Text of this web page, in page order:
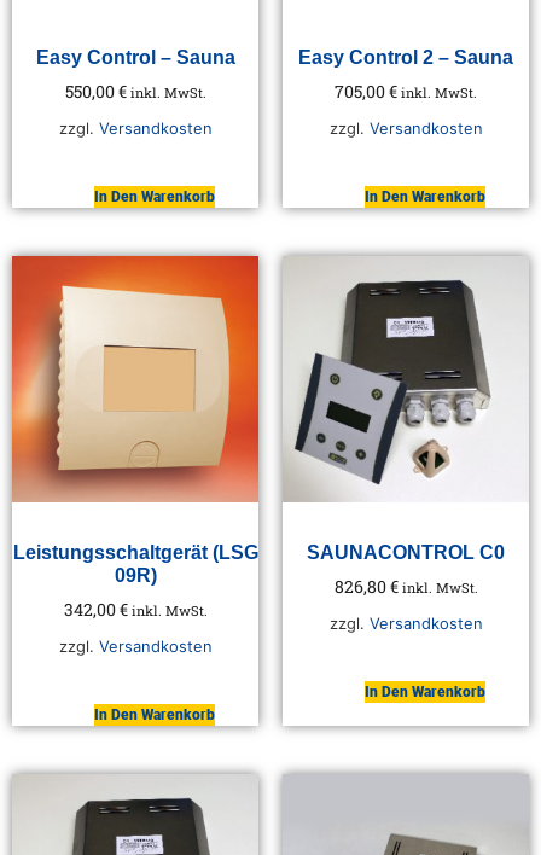
Easy Control – Sauna
550,00€ inkl. MwSt.
zzgl. Versandkosten
In Den Warenkorb
Easy Control 2 – Sauna
705,00€ inkl. MwSt.
zzgl. Versandkosten
In Den Warenkorb
Leistungsschaltgerät (LSG
09R)
342,00€ inkl. MwSt.
zzgl. Versandkosten
In Den Warenkorb
SAUNACONTROL C0
826,80€ inkl. MwSt.
zzgl. Versandkosten
In Den Warenkorb